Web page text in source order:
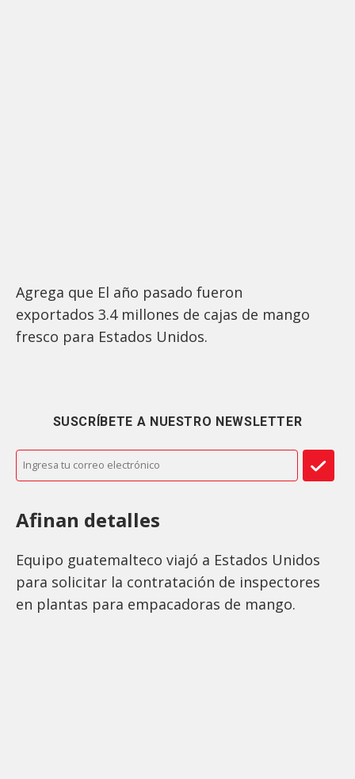
Agrega que El año pasado fueron
exportados 3.4 millones de cajas de mango
fresco para Estados Unidos.
SUSCRÍBETE A NUESTRO NEWSLETTER
Afinan detalles
Equipo guatemalteco viajó a Estados Unidos
para solicitar la contratación de inspectores
en plantas para empacadoras de mango.